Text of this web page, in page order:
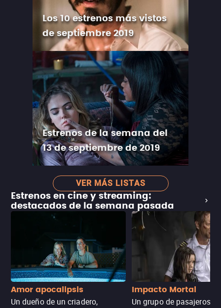
Los 10 estrenos más vistos
de septiembre 2019
Estrenos de la semana del
13 de septiembre de 2019
VER MÁS LISTAS
Estrenos en cine y streaming:
destacados de la semana pasada
Amor apocalipsis
Un dueño de un criadero,
Impacto Mortal
Un grupo de pasajeros